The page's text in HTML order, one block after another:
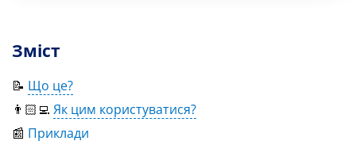
Зміст
📝 Що це?
👨🏻‍💻 Як цим користуватися?
📰 Приклади